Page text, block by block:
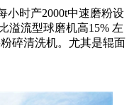
小时产2000t中速磨粉设
溢流型球磨机高15% 左
碎清洗机。尤其是辊面